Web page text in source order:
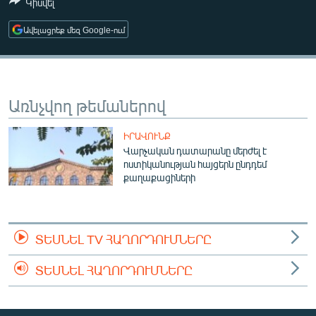
ՄԻՋԱԶԳԱՅԻՆ
ՄՇԱԿՈՒՅԹ
ՍՊՈՐՏ
ՏՏ ԵՒ ԻՆՏԵՐՆԵՏ
ԿՈՐՈՆԱՎԻՐՈՒՍ
ԱՐԽԻՎ
ՏԵՍԱՆՅՈՒԹԵՐ
ՁԳՏԵԼՈՎ ԼԱՎԱԳՈՒՅՆԻՆ
ՓՈԴՔԱՍԹ
Կիսվել
Ավելացրեք մեզ Google-ում
Առնչվող թեմաներով
ԻՐԱՎՈՒՆՔ
Վարչական դատարանը մերժել է
ոստիկանության հայցերն ընդդեմ
քաղաքացիների
ՏԵՍՆԵԼ TV ՀԱՂՈՐԴՈՒՄՆԵՐԸ
ՏԵՍՆԵԼ ՀԱՂՈՐԴՈՒՄՆԵՐԸ